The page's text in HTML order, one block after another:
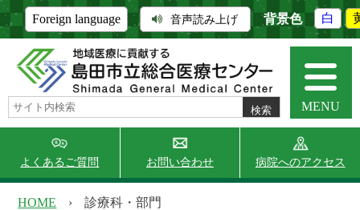
Foreign language 音声読み上げ 背景色 白
MENU
よくあるご質問 お問い合わせ 病院へのアクセス
HOME › 診療科・部門